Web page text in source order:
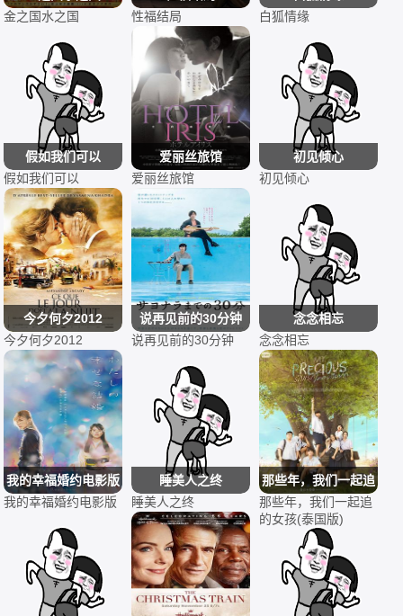
金之国水之国
性福结局
白狐情缘
假如我们可以
假如我们可以
爱丽丝旅馆
爱丽丝旅馆
初见倾心
初见倾心
今夕何夕2012
今夕何夕2012
说再见前的30分钟
说再见前的30分钟
念念相忘
念念相忘
我的幸福婚约电影版
我的幸福婚约电影版
睡美人之终
睡美人之终
那些年，我们一起追
的女孩(泰国版)
那些年，我们一起追
的女孩(泰国版)